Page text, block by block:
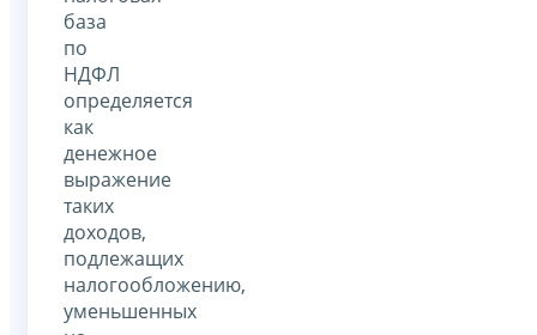
база
по
НДФЛ
определяется
как
денежное
выражение
таких
доходов,
подлежащих
налогообложению,
уменьшенных